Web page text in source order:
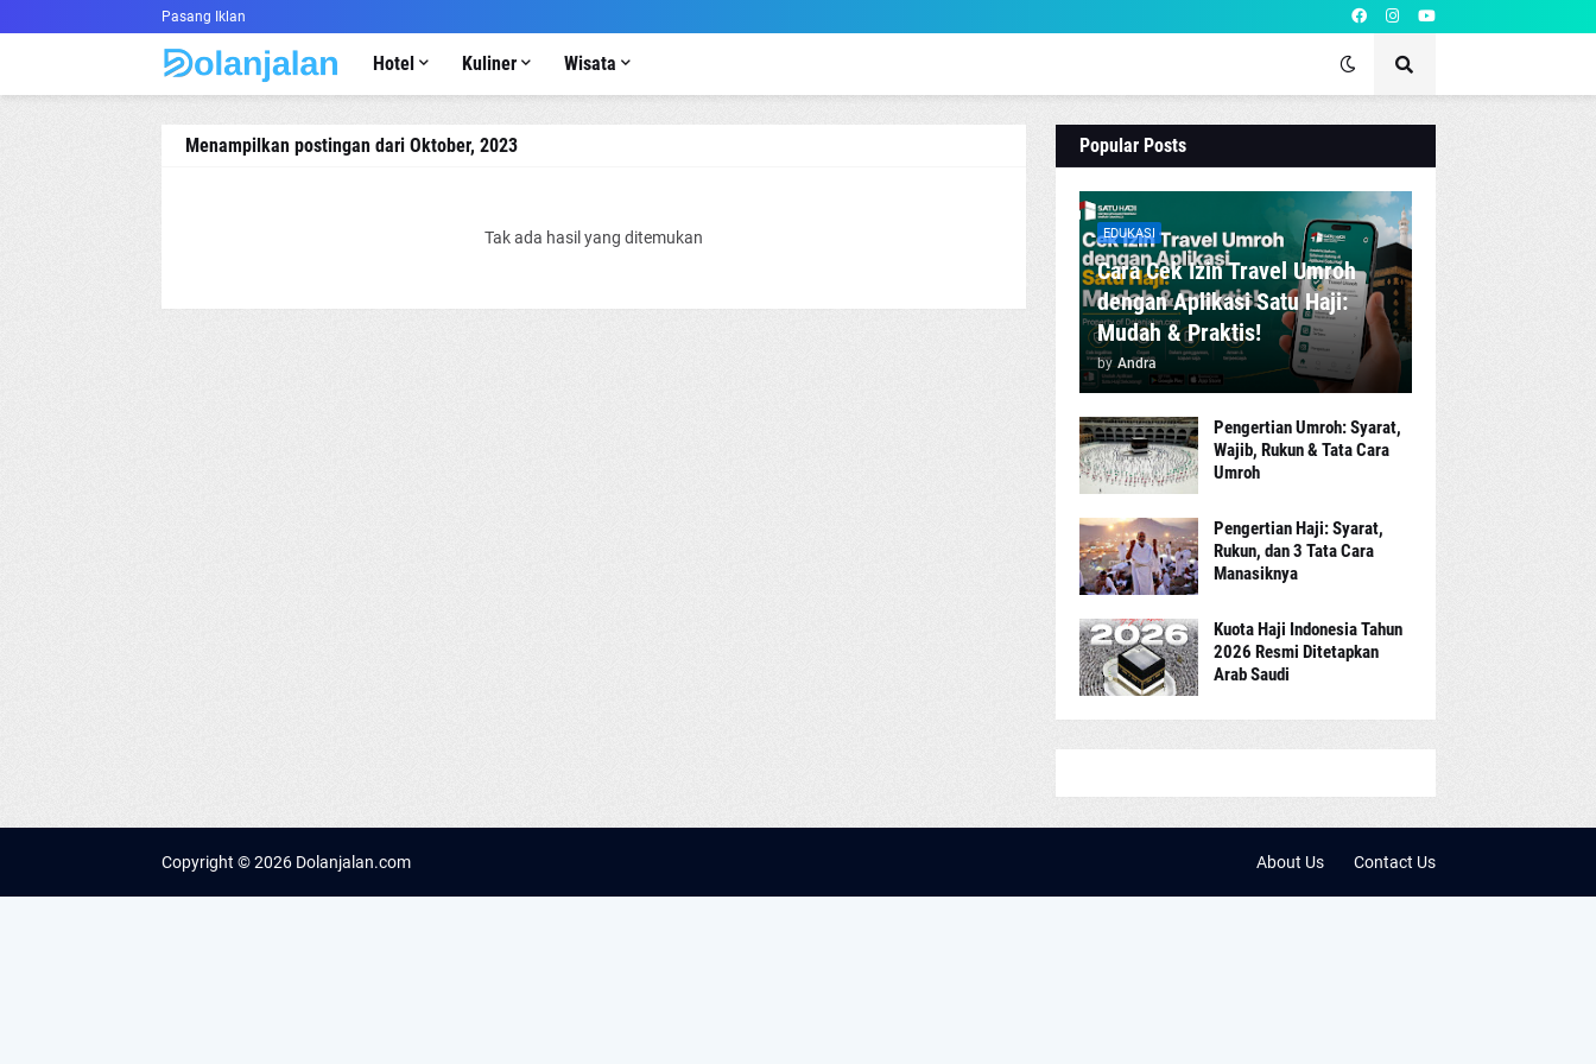
Pasang Iklan
Hotel Kuliner Wisata
Menampilkan postingan dari Oktober, 2023
Tak ada hasil yang ditemukan
Popular Posts
EDUKASI
Cara Cek Izin Travel Umroh
dengan Aplikasi Satu Haji:
Mudah & Praktis!
by Andra
Pengertian Umroh: Syarat,
Wajib, Rukun & Tata Cara
Umroh
Pengertian Haji: Syarat,
Rukun, dan 3 Tata Cara
Manasiknya
Kuota Haji Indonesia Tahun
2026 Resmi Ditetapkan
Arab Saudi
Copyright ©2026 Dolanjalan.com About Us Contact Us